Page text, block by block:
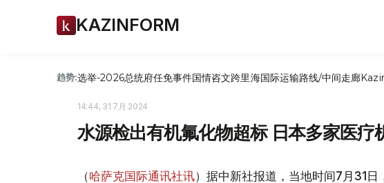
KAZINFORM
趋势:选举-2026总统府任免事件国情咨文跨里海国际运输路线/中间走廊
14:44, 31 7月 2024
水源检出有机氟化物超标 日本多家医疗
（哈萨克国际通讯社讯）据中新社报道，当地时间7月31日